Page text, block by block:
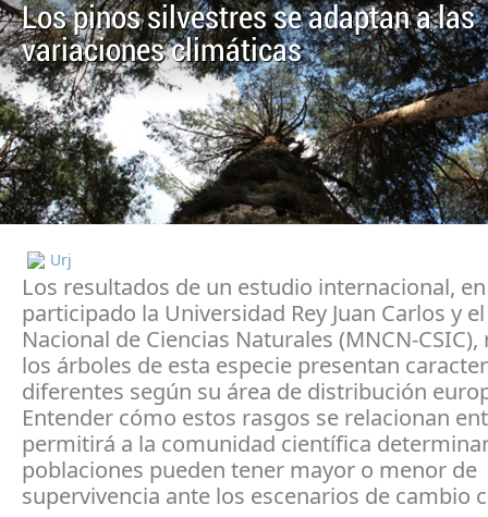
Los pinos silvestres se adaptan a las
variaciones climáticas
Urj
Los resultados de un estudio internacional,
participado la Universidad Rey Juan Carlos y
Nacional de Ciencias Naturales (MNCN-
los árboles de esta especie presentan
diferentes según su área de distribución
Entender cómo estos rasgos se relacionan
permitirá a la comunidad científica
poblaciones pueden tener mayor o menor de
supervivencia ante los escenarios de cambio